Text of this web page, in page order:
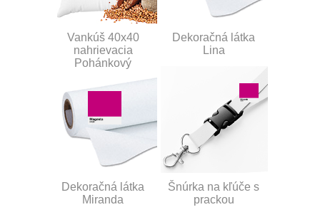
Vankúš 40x40
nahrievacia
Pohánkový
Dekoračná látka
Lina
Dekoračná látka
Miranda
Šnúrka na kľúče s
prackou